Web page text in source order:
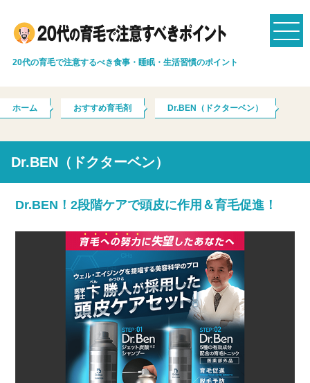
20代の育毛で注意するべき食事・睡眠・生活習慣のポイント
ホーム おすすめ育毛剤 Dr.BEN（ドクターベン）
Dr.BEN（ドクターベン）
Dr.BEN！2段階ケアで頭皮に作用＆育毛促進！